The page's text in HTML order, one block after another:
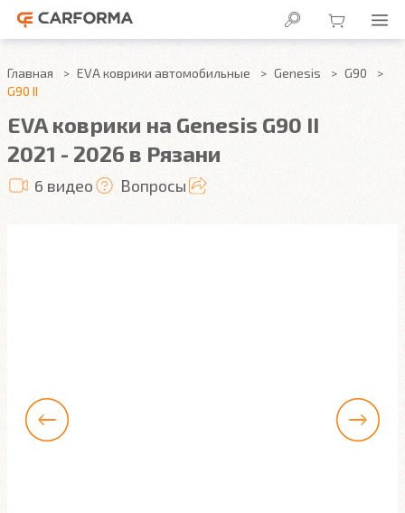
Главная EVA коврики автомобильные Genesis
G90
G90 II
EVA коврики на Genesis G90 II
2021 - 2026 в Рязани
6 видео Вопросы